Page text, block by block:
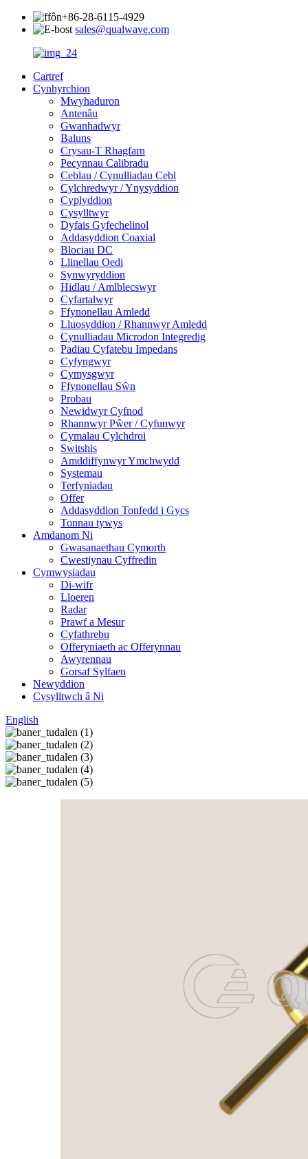
+86-28-6115-4929
sales@qualwave.com
Cartref
Cynhyrchion
Mwyhaduron
Antenâu
Gwanhadwyr
Baluns
Crysau-T Rhagfarn
Pecynnau Calibradu
Ceblau / Cynulliadau Cebl
Cylchredwyr / Ynysyddion
Cyplyddion
Cysylltwyr
Dyfais Gyfechelinol
Addasyddion Coaxial
Blociau DC
Llinellau Oedi
Synwyryddion
Hidlau / Amlblecswyr
Cyfartalwyr
Ffynonellau Amledd
Lluosyddion / Rhannwyr Amledd
Cynulliadau Microdon Integredig
Padiau Cyfatebu Impedans
Cyfyngwyr
Cymysgwyr
Ffynonellau Sŵn
Probau
Newidwyr Cyfnod
Rhannwyr Pŵer / Cyfunwyr
Cymalau Cylchdroi
Switshis
Amddiffynwyr Ymchwydd
Systemau
Terfyniadau
Offer
Addasyddion Tonfedd i Gycs
Tonnau tywys
Amdanom Ni
Gwasanaethau Cymorth
Cwestiynau Cyffredin
Cymwysiadau
Di-wifr
Lloeren
Radar
Prawf a Mesur
Cyfathrebu
Offeryniaeth ac Offerynnau
Awyrennau
Gorsaf Sylfaen
Newyddion
Cysylltwch â Ni
English